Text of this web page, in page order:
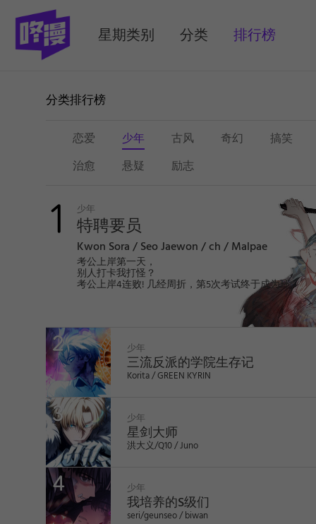
WEBTOON
星期类别 分类 排行榜
分类排行榜
恋爱 少年 古风 奇幻
搞笑
治愈
悬疑 励志
年
少年
特聘要员
Kwon Sora / Seo Jaewon / ch / Malpae
考公上岸第一天，
别人打卡我打怪？
考公上岸4连败! 几经周折，第5次考试终于成为环
境部特聘公职人员的韩峰。再见了，考试院! 拜拜
了，便利店的便当! 可成功上岸的喜悦还没维持多
久，却发现这是需要冒生命危险的国家秘密任务?!
与黄沙一同出现在人间世界，杀人吃人的罗刹，并
与那些罗刹战斗的特聘公职人员! 韩峰出生入死的
生活即将开启。
少年
三流反派的学院生存记
Korita / GREEN KYRIN
少年
星剑大师
洪大义/Q10 / Juno
少年
我培养的S级们
seri/geunseo / biwan